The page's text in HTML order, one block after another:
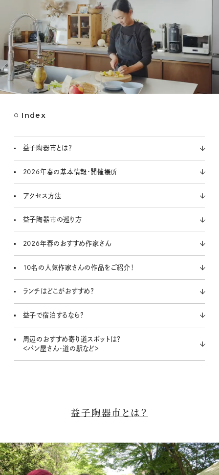
Index
益子陶器市とは？
2026年春の基本情報・開催場所
アクセス方法
益子陶器市の巡り方
2026年春のおすすめ作家さん
10名の人気作家さんの作品をご紹介！
ランチはどこがおすすめ？
益子で宿泊するなら？
周辺のおすすめ寄り道スポットは？
＜パン屋さん・道の駅など＞
益子陶器市とは？